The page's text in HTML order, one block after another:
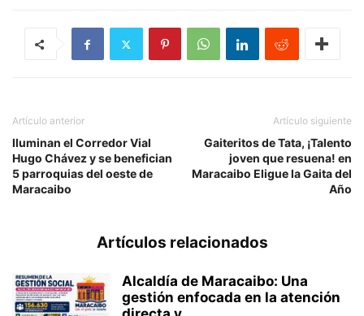
Artículo anterior
Iluminan el Corredor Vial
Hugo Chávez y se benefician
5 parroquias del oeste de
Maracaibo
Artículo siguiente
Gaiteritos de Tata, ¡Talento
joven que resuena! en
Maracaibo Eligue la Gaita del
Año
Artículos relacionados
Alcaldía de Maracaibo: Una
gestión enfocada en la atención